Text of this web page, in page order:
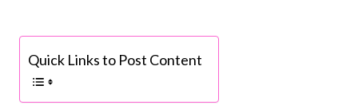
Quick Links to Post Content